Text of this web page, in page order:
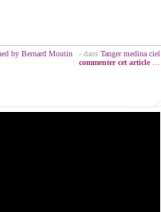
by Bernard Moutin - dans Tanger medina ciel
commenter cet article